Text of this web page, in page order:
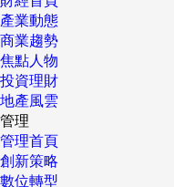
產業動態
商業趨勢
焦點人物
投資理財
地產風雲
管理
管理首頁
創新策略
數位轉型